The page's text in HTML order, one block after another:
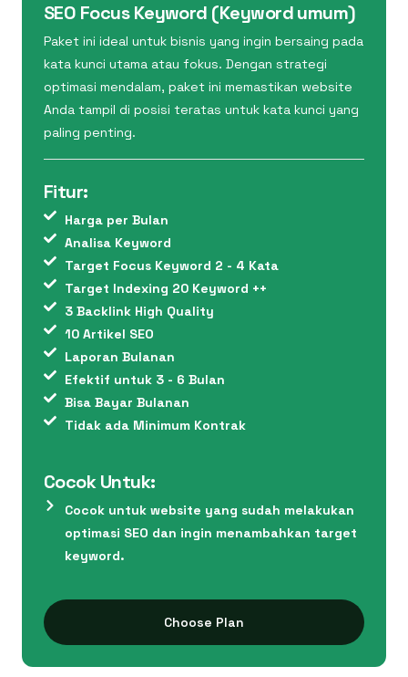
SEO Focus Keyword (Keyword umum)
Paket ini ideal untuk bisnis yang ingin bersaing pada
kata kunci utama atau fokus. Dengan strategi
optimasi mendalam, paket ini memastikan website
Anda tampil di posisi teratas untuk kata kunci yang
paling penting.
Fitur:
Harga per Bulan
Analisa Keyword
Target Focus Keyword 2 - 4 Kata
Target Indexing 20 Keyword ++
3 Backlink High Quality
10 Artikel SEO
Laporan Bulanan
Efektif untuk 3 - 6 Bulan
Bisa Bayar Bulanan
Tidak ada Minimum Kontrak
Cocok Untuk:
Cocok untuk website yang sudah melakukan
optimasi SEO dan ingin menambahkan target
keyword.
Choose Plan